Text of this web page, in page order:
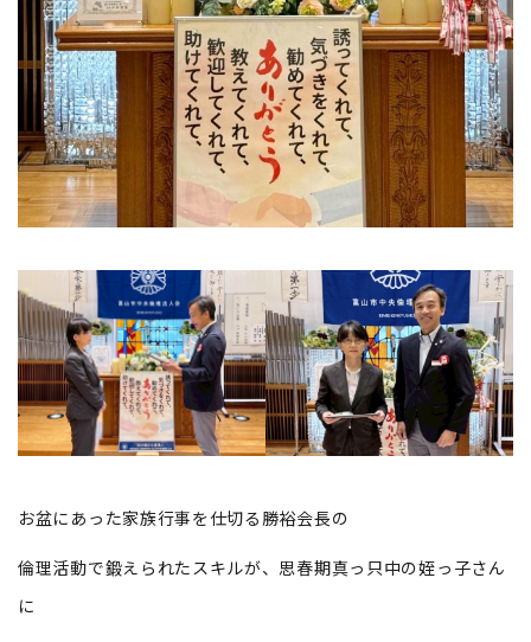
お盆にあった家族行事を仕切る勝裕会長の
倫理活動で鍛えられたスキルが、思春期真っ只中の姪っ子さん
に